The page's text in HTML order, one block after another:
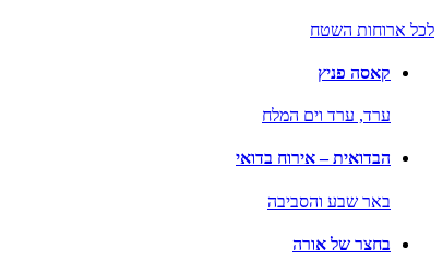
לכל ארוחות השטח
קאסה פניץ
ערד, ערד וים המלח
הבדואית – אירוח בדואי
באר שבע והסביבה
בחצר של אורה